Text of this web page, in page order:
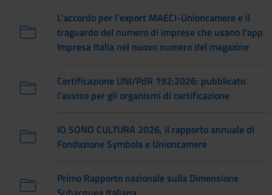
L'accordo per l'export MAECI-Unioncamere e il
traguardo del numero di imprese che usano l'app
Impresa Italia nel nuovo numero del magazine
Certificazione UNI/PdR 192:2026: pubblicato
l'avviso per gli organismi di certificazione
IO SONO CULTURA 2026, il rapporto annuale di
Fondazione Symbola e Unioncamere
Primo Rapporto nazionale sulla Dimensione